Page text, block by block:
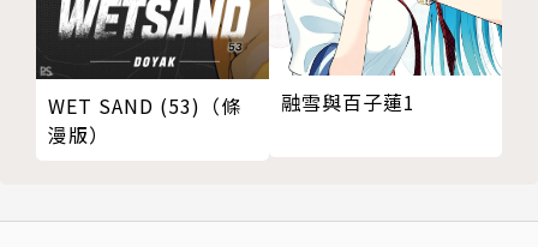
WET SAND (53)（條
漫版）
融雪與百子蓮1